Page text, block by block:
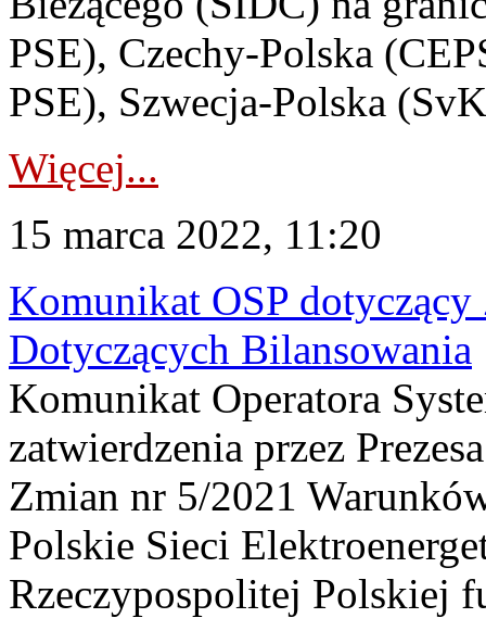
PSE), Czechy-Polska
PSE), Szwecja-Polska
Więcej...
15 marca 2022, 11:20
Komunikat OSP
Dotyczących Bilansowania
Komunikat Operatora
zatwierdzenia przez
Zmian nr 5/2021
Polskie Sieci
Rzeczypospolitej Polskiej